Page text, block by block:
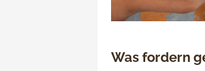
Was fordern